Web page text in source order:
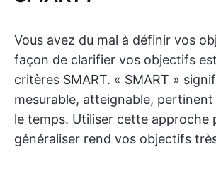
Vous avez du mal à définir vos
façon de clarifier vos objectifs
critères SMART. « SMART »
mesurable, atteignable,
le temps. Utiliser cette approche
généraliser rend vos objectifs